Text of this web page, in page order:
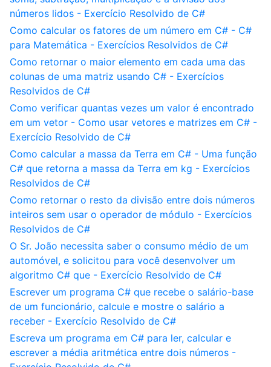
números lidos - Exercício Resolvido de C#
Como calcular os fatores de um número em C# - C#
para Matemática - Exercícios Resolvidos de C#
Como retornar o maior elemento em cada uma das
colunas de uma matriz usando C# - Exercícios
Resolvidos de C#
Como verificar quantas vezes um valor é encontrado
em um vetor - Como usar vetores e matrizes em C# -
Exercício Resolvido de C#
Como calcular a massa da Terra em C# - Uma função
C# que retorna a massa da Terra em kg - Exercícios
Resolvidos de C#
Como retornar o resto da divisão entre dois números
inteiros sem usar o operador de módulo - Exercícios
Resolvidos de C#
O Sr. João necessita saber o consumo médio de um
automóvel, e solicitou para você desenvolver um
algoritmo C# que - Exercício Resolvido de C#
Escrever um programa C# que recebe o salário-base
de um funcionário, calcule e mostre o salário a
receber - Exercício Resolvido de C#
Escreva um programa em C# para ler, calcular e
escrever a média aritmética entre dois números -